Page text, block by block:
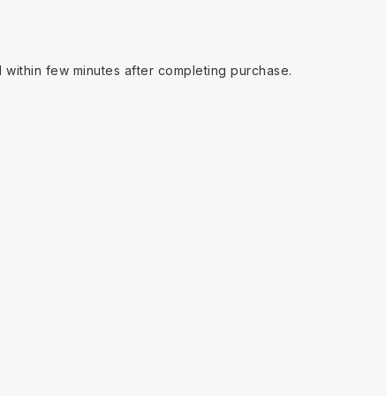
few minutes after completing purchase.